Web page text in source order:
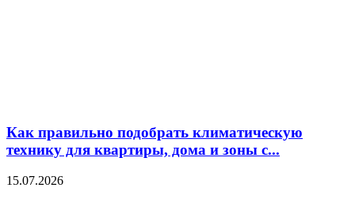
Как правильно подобрать климатическую
технику для квартиры, дома и зоны с...
15.07.2026